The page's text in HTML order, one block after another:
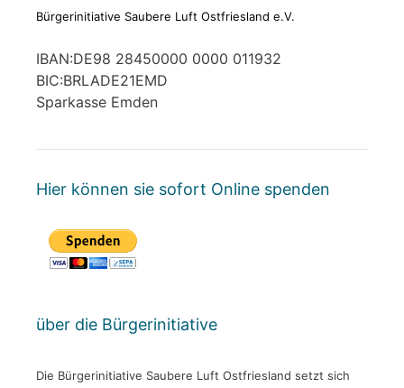
Bürgerinitiative Saubere Luft Ostfriesland e.V.
IBAN:DE98 28450000 0000 011932
BIC:BRLADE21EMD
Sparkasse Emden
Hier können sie sofort Online spenden
über die Bürgerinitiative
Die Bürgerinitiative Saubere Luft Ostfriesland setzt sich